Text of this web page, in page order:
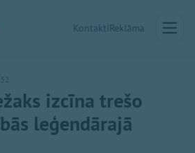
KontaktiReklāma
izcīna trešo
leģendārajā